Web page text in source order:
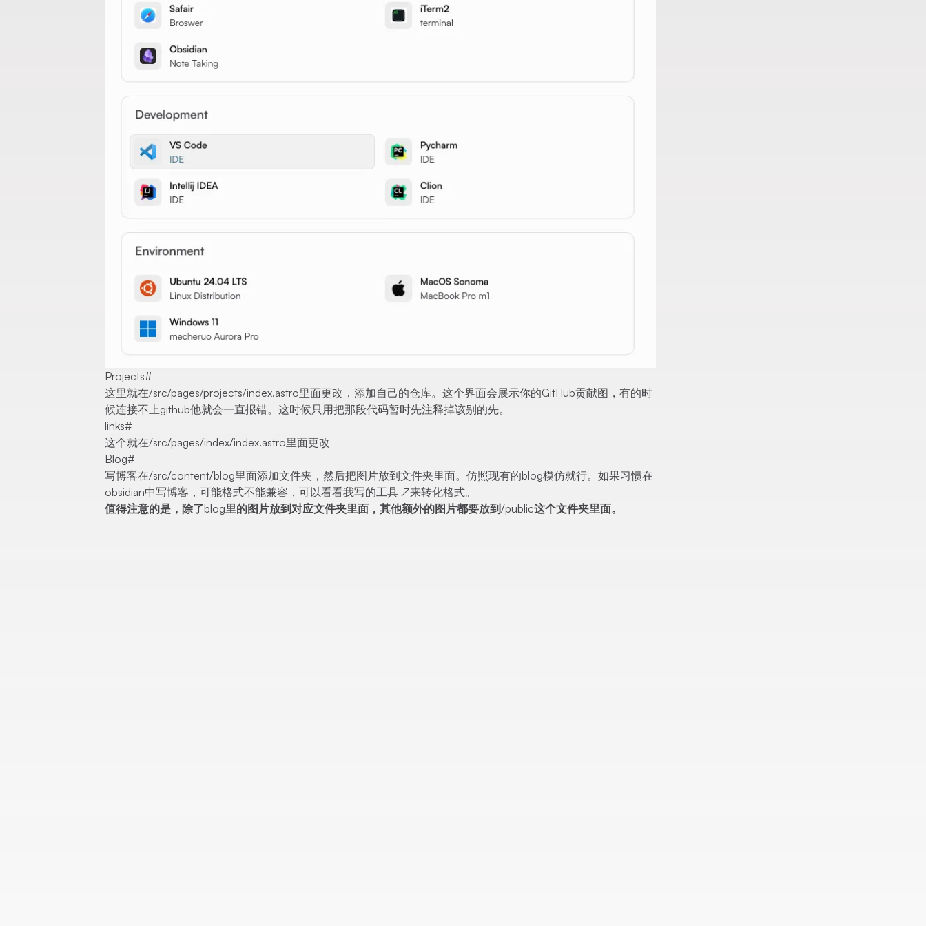
Projects#
这里就在/src/pages/projects/index.astro里面更改，添加自己的仓库。这个界面会展示你的GitHub贡献图，有的时
候连接不上github他就会一直报错。这时候只用把那段代码暂时先注释掉该别的先。
links#
这个就在/src/pages/index/index.astro里面更改
Blog#
写博客在/src/content/blog里面添加文件夹，然后把图片放到文件夹里面。仿照现有的blog模仿就行。如果习惯在
obsidian中写博客，可能格式不能兼容，可以看看我写的工具 ↗来转化格式。
值得注意的是，除了blog里的图片放到对应文件夹里面，其他额外的图片都要放到/public这个文件夹里面。